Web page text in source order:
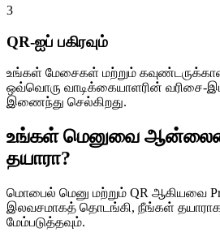
3
QR-ஐப் பகிரவும்
உங்கள் மேசைகள் மற்றும்
ஒவ்வொரு வாடிக்கையாளரின் வரிசை-
இணைந்து செல்கிறது.
உங்கள் மெனுவை
தயாரா?
மொபைல் மெனு மற்றும் QR ஆகியவை
இலவசமாகத் தொடங்கி, நீங்கள் தயாராக
மேம்படுத்தவும்.